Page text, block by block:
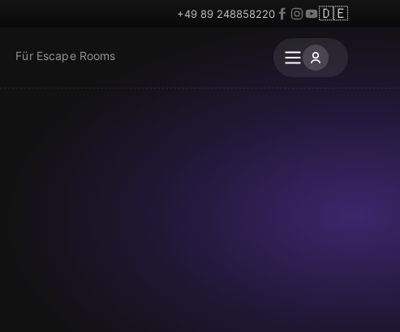
+49 89 248858220 🇩🇪
Für Escape Rooms